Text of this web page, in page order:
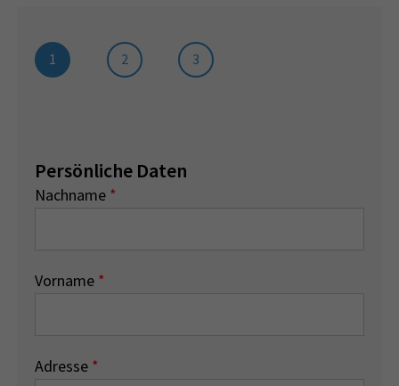
1 2 3
Persönliche Daten
Nachname *
Vorname *
Adresse *